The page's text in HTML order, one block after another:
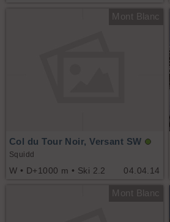
Mont Blanc
04.04.14
Col du Tour Noir, Versant SW
Squidd
W • D+1000 m • Ski 2.2
Mont Blanc